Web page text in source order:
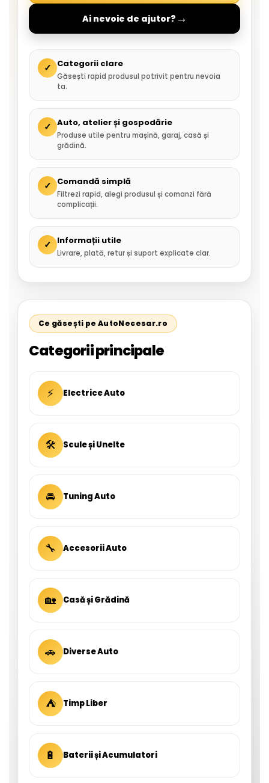
Ai nevoie de ajutor? →
✓ Categorii clare
Găsești rapid produsul potrivit pentru nevoia
ta.
✓ Auto, atelier și gospodărie
Produse utile pentru mașină, garaj, casă și
grădină.
✓ Comandă simplă
Filtrezi rapid, alegi produsul și comanzi fără
complicații.
✓ Informații utile
Livrare, plată, retur și suport explicate clar.
Ce găsești pe AutoNecesar.ro
Categorii principale
⚡ Electrice Auto
🛠 Scule și Unelte
🚘 Tuning Auto
🔧 Accesorii Auto
🏡 Casă și Grădină
🚗 Diverse Auto
⛺ Timp Liber
🔋 Baterii și Acumulatori